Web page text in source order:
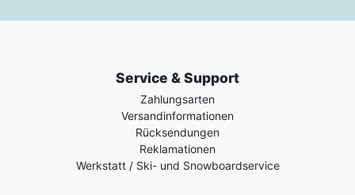
Service & Support
Zahlungsarten
Versandinformationen
Rücksendungen
Reklamationen
Werkstatt / Ski- und Snowboardservice